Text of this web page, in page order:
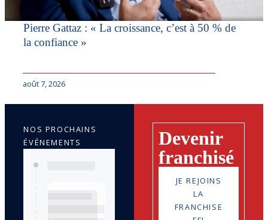
Pierre Gattaz : « La croissance, c’est à 50 % de
la confiance »
août 7, 2026
Devenir
franchisé
JE REJOINS
LA
FRANCHISE
NOS PROCHAINS
ÉVÉNEMENTS